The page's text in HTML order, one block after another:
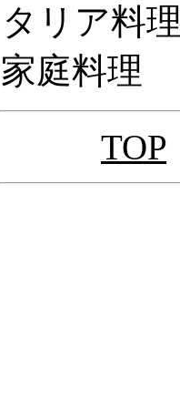
料理、
庭料理
TOP